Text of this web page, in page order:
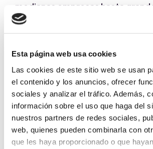
Esta página web usa cookies
Las cookies de este sitio web se usan
el contenido y los anuncios, ofrecer
sociales y analizar el tráfico. Además,
información sobre el uso que haga del
nuestros partners de redes sociales,
web, quienes pueden combinarla con
que les haya proporcionado o que
medianas empresas hasta
instalaciones fabriles.
autoconsumo industrial
Influencia en las cuentas de
al verse un ahorro del 70%
aproximadamente en la
La implementación de sistemas de
industrial, como la energía solar, no